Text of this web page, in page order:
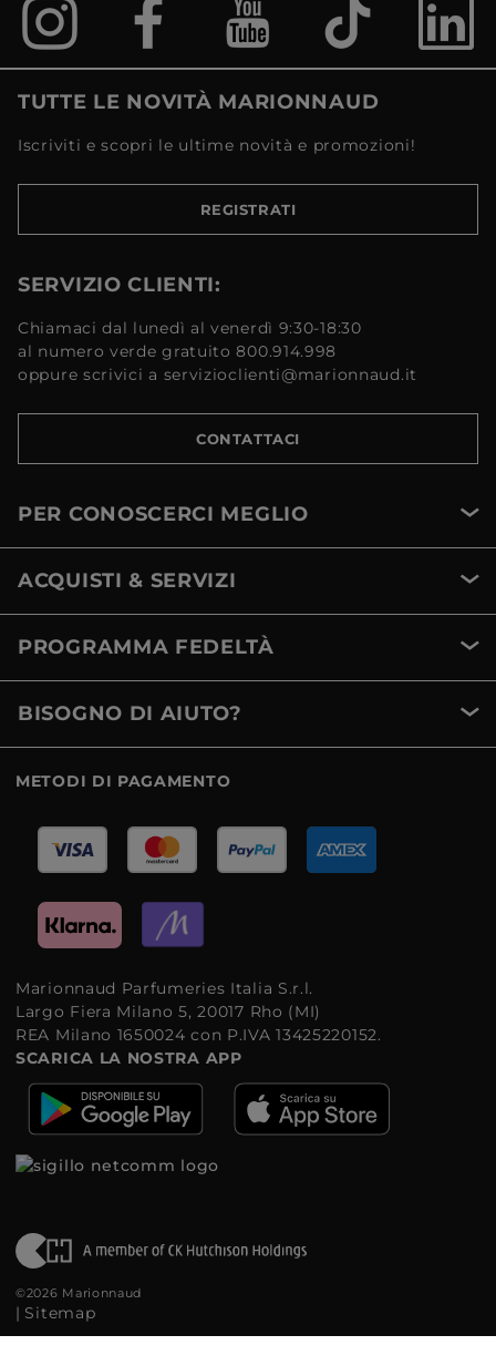
TUTTE LE NOVITÀ MARIONNAUD
Iscriviti e scopri le ultime novità e promozioni!
REGISTRATI
SERVIZIO CLIENTI:
Chiamaci dal lunedì al venerdì 9:30-18:30
al numero verde gratuito 800.914.998
oppure scrivici a servizioclienti@marionnaud.it
CONTATTACI
PER CONOSCERCI MEGLIO
ACQUISTI & SERVIZI
PROGRAMMA FEDELTÀ
BISOGNO DI AIUTO?
METODI DI PAGAMENTO
Marionnaud Parfumeries Italia S.r.l.
Largo Fiera Milano 5, 20017 Rho (MI)
REA Milano 1650024 con P.IVA 13425220152.
SCARICA LA NOSTRA APP
©2026 Marionnaud
| Sitemap